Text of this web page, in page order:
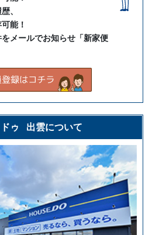
、
能！
メールでお知らせ「新家便
ゥ 出雲について